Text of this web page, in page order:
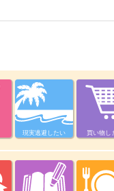
現実逃避したい 買い物し